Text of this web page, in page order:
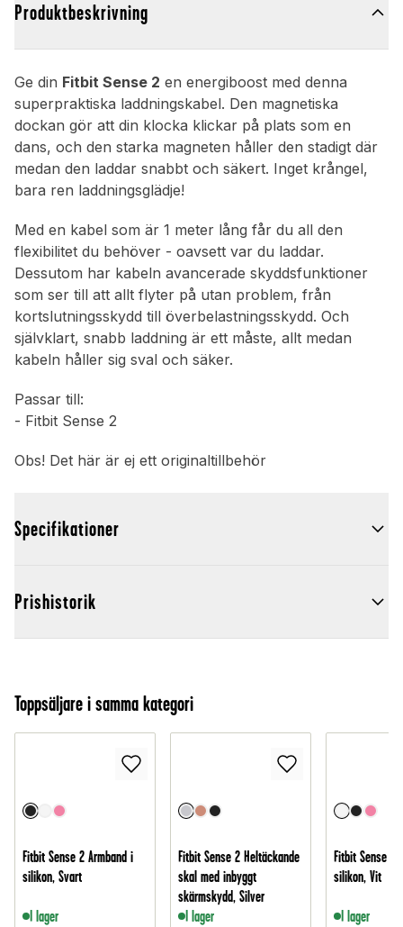
Produktbeskrivning
Ge din Fitbit Sense 2 en energiboost med denna
superpraktiska laddningskabel. Den magnetiska
dockan gör att din klocka klickar på plats som en
dans, och den starka magneten håller den stadigt där
medan den laddar snabbt och säkert. Inget krångel,
bara ren laddningsglädje!
Med en kabel som är 1 meter lång får du all den
flexibilitet du behöver - oavsett var du laddar.
Dessutom har kabeln avancerade skyddsfunktioner
som ser till att allt flyter på utan problem, från
kortslutningsskydd till överbelastningsskydd. Och
självklart, snabb laddning är ett måste, allt medan
kabeln håller sig sval och säker.
Passar till:
- Fitbit Sense 2
Obs! Det här är ej ett originaltillbehör
Specifikationer
Prishistorik
Toppsäljare i samma kategori
Fitbit Sense 2 Armband i
silikon, Svart
I lager
Fitbit Sense 2 Heltäckande
skal med inbyggt
skärmskydd, Silver
I lager
Fitbit Sense 2
silikon, Vit
I lager